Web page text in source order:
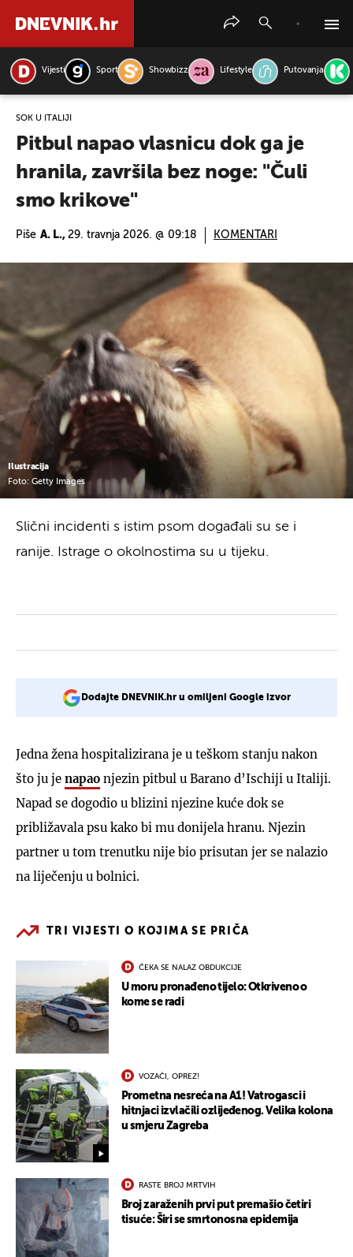
Vijesti Sport Showbizz Lifestyle Putovanja
ŠOK U ITALIJI
Pitbul napao vlasnicu dok ga je
hranila, završila bez noge: "Čuli
smo krikove"
Piše A. L., 29. travnja 2026. @ 09:18 KOMENTARI
Ilustracija
Foto: Getty Images
Slični incidenti s istim psom događali su se i
ranije. Istrage o okolnostima su u tijeku.
Dodajte DNEVNIK.hr u omiljeni Google izvor
Jedna žena hospitalizirana je u teškom stanju nakon
što ju je napao njezin pitbul u Barano d’Ischiji u Italiji.
Napad se dogodio u blizini njezine kuće dok se
približavala psu kako bi mu donijela hranu. Njezin
partner u tom trenutku nije bio prisutan jer se nalazio
na liječenju u bolnici.
TRI VIJESTI O KOJIMA SE PRIČA
ČEKA SE NALAZ OBDUKCIJE
U moru pronađeno tijelo: Otkriveno o
kome se radi
VOZAČI, OPREZ!
Prometna nesreća na A1! Vatrogasci i
hitnjaci izvlačili ozlijeđenog. Velika kolona
u smjeru Zagreba
RASTE BROJ MRTVIH
Broj zaraženih prvi put premašio četiri
tisuće: Širi se smrtonosna epidemija
PRETRAŽITE VIJESTI